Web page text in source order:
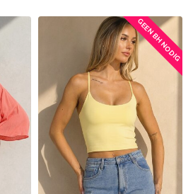
GEEN BH NODIG